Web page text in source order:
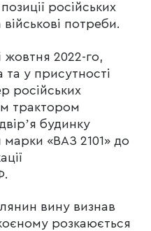
російських
потреби.
жовтня 2022-го,
у присутності
російських
трактором
будинку
«ВАЗ 2101» до
вину визнав
розкаюється